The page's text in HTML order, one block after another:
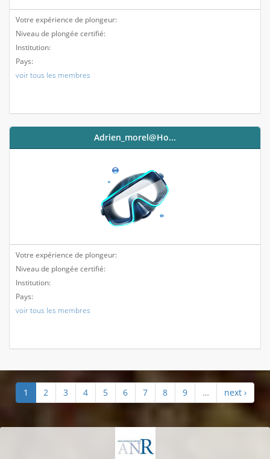
Votre expérience de plongeur:
Niveau de plongée certifié:
Institution:
Pays:
voir tous les membres
Adrien_morel@ho...
Votre expérience de plongeur:
Niveau de plongée certifié:
Institution:
Pays:
voir tous les membres
1 2 3 4 5 6 7 8 9 … next ›